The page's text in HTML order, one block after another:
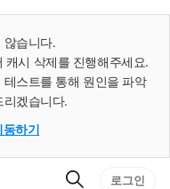
않습니다.
시 삭제를 진행해주세요.
스트를 통해 원인을 파악
겠습니다.
동하기
검
로그인